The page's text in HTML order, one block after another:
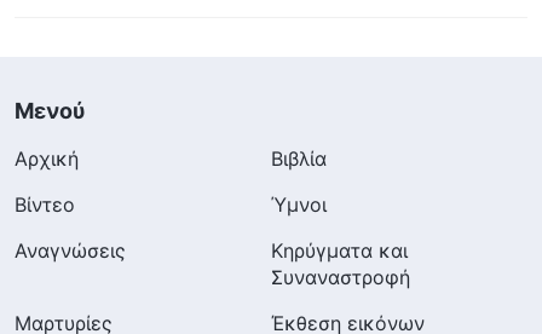
Μενού
Αρχική
Βιβλία
Βίντεο
Ύμνοι
Αναγνώσεις
Κηρύγματα και
Συναναστροφή
Μαρτυρίες
Έκθεση εικόνων